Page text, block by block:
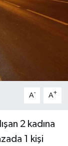
A- A+
2 kadına
1 kişi